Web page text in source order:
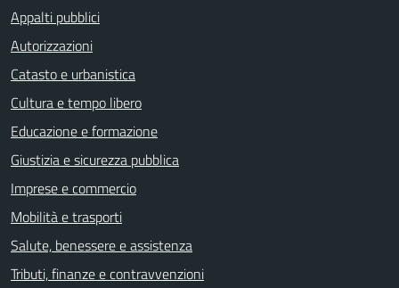
Appalti pubblici
Autorizzazioni
Catasto e urbanistica
Cultura e tempo libero
Educazione e formazione
Giustizia e sicurezza pubblica
Imprese e commercio
Mobilità e trasporti
Salute, benessere e assistenza
Tributi, finanze e contravvenzioni